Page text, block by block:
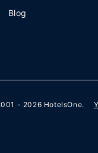
Blog
- 2026 HotelsOne.